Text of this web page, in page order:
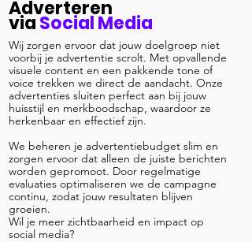
Adverteren
viaSocial Media
Wij zorgen ervoor dat jouw doelgroep niet
voorbij je advertentie scrolt. Met opvallende
visuele content en een pakkende tone of
voice trekken we direct de aandacht. Onze
advertenties sluiten perfect aan bij jouw
huisstijl en merkboodschap, waardoor ze
herkenbaar en effectief zijn.
We beheren je advertentiebudget slim en
zorgen ervoor dat alleen de juiste berichten
worden gepromoot. Door regelmatige
evaluaties optimaliseren we de campagne
continu, zodat jouw resultaten blijven
groeien.
Wil je meer zichtbaarheid en impact op
social media?